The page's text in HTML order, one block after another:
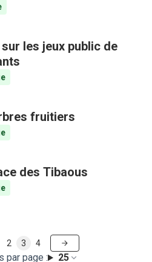
les jeux public de
fruitiers
des Tibaous
par page : 25
2 3 4